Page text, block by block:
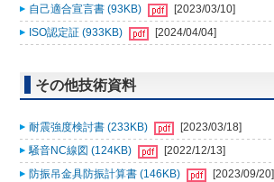
自己適合宣言書 (93KB)
[2023/03/10]
ISO認定証 (933KB)
[2024/04/04]
その他技術資料
耐震強度検討書 (233KB)
[2023/03/18]
騒音NC線図 (124KB)
[2022/12/13]
防振吊金具防振計算書 (146KB)
[2023/09/20]